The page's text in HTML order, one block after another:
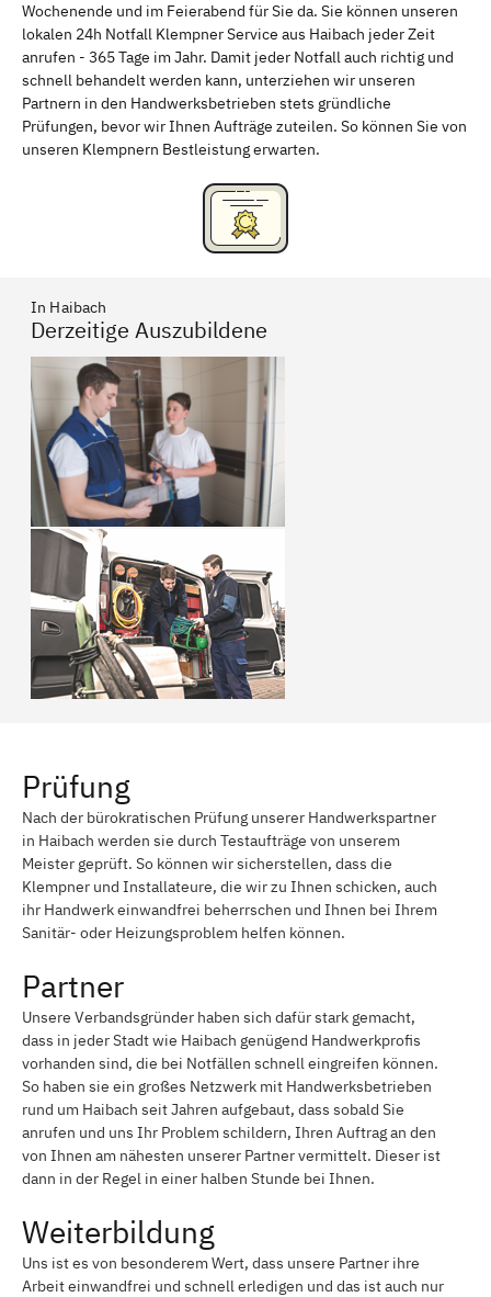
Schweinfurt Passau
Freising Rudelsdorf, Mittelfranken
Wochenende und im Feierabend für Sie da. Sie können unseren
lokalen 24h Notfall Klempner Service aus Haibach jeder Zeit
anrufen - 365 Tage im Jahr. Damit jeder Notfall auch richtig und
schnell behandelt werden kann, unterziehen wir unseren
Partnern in den Handwerksbetrieben stets gründliche
Prüfungen, bevor wir Ihnen Aufträge zuteilen. So können Sie von
unseren Klempnern Bestleistung erwarten.
In Haibach
Derzeitige Auszubildene
Prüfung
Nach der bürokratischen Prüfung unserer Handwerkspartner
in Haibach werden sie durch Testaufträge von unserem
Meister geprüft. So können wir sicherstellen, dass die
Klempner und Installateure, die wir zu Ihnen schicken, auch
ihr Handwerk einwandfrei beherrschen und Ihnen bei Ihrem
Sanitär- oder Heizungsproblem helfen können.
Partner
Unsere Verbandsgründer haben sich dafür stark gemacht,
dass in jeder Stadt wie Haibach genügend Handwerkprofis
vorhanden sind, die bei Notfällen schnell eingreifen können.
So haben sie ein großes Netzwerk mit Handwerksbetrieben
rund um Haibach seit Jahren aufgebaut, dass sobald Sie
anrufen und uns Ihr Problem schildern, Ihren Auftrag an den
von Ihnen am nähesten unserer Partner vermittelt. Dieser ist
dann in der Regel in einer halben Stunde bei Ihnen.
Weiterbildung
Uns ist es von besonderem Wert, dass unsere Partner ihre
Arbeit einwandfrei und schnell erledigen und das ist auch nur